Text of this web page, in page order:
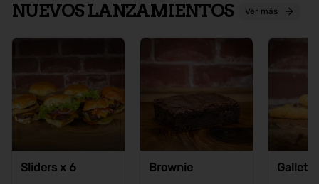
NUEVOS LANZAMIENTOS Ver más
Sliders x 6 Brownie Galletas